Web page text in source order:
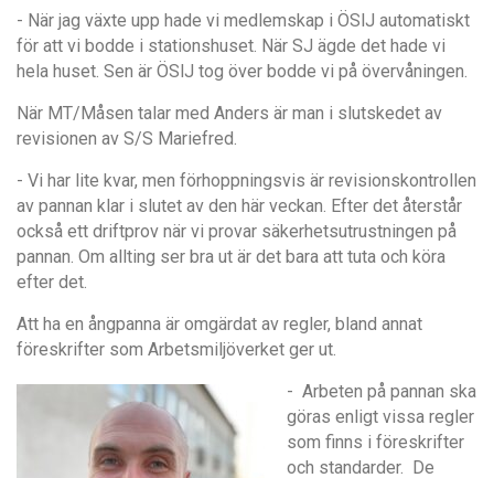
- När jag växte upp hade vi medlemskap i ÖSlJ automatiskt
för att vi bodde i stationshuset. När SJ ägde det hade vi
hela huset. Sen är ÖSlJ tog över bodde vi på övervåningen.
När MT/Måsen talar med Anders är man i slutskedet av
revisionen av S/S Mariefred.
- Vi har lite kvar, men förhoppningsvis är revisionskontrollen
av pannan klar i slutet av den här veckan. Efter det återstår
också ett driftprov när vi provar säkerhetsutrustningen på
pannan. Om allting ser bra ut är det bara att tuta och köra
efter det.
Att ha en ångpanna är omgärdat av regler, bland annat
föreskrifter som Arbetsmiljöverket ger ut.
- Arbeten på pannan ska
göras enligt vissa regler
som finns i föreskrifter
och standarder. De